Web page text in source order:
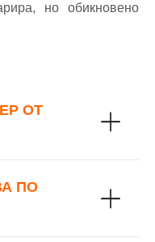
но обикновено
ОТ
ПО